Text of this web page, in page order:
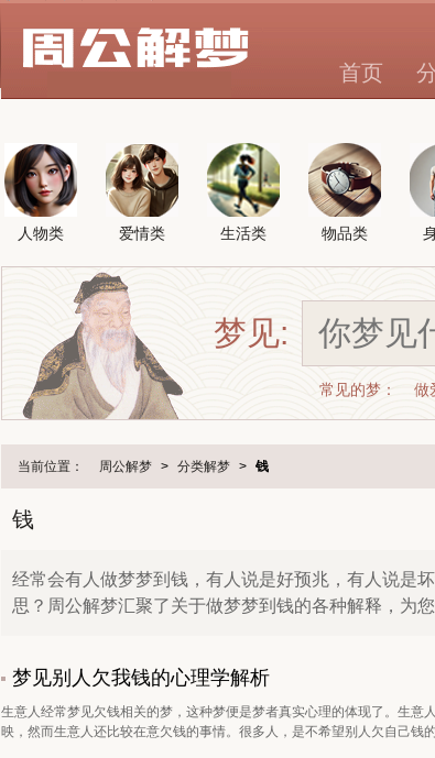
首页
人物类 爱情类 生活类 物品类
梦见:
常见的梦： 做
当前位置： 周公解梦 > 分类解梦 > 钱
钱
经常会有人做梦梦到钱，有人说是好预兆，有人说是
思？周公解梦汇聚了关于做梦梦到钱的各种解释，为您
梦见别人欠我钱的心理学解析
生意人经常梦见欠钱相关的梦，这种梦便是梦者真实心理的体现了。生意
映，然而生意人还比较在意欠钱的事情。很多人，是不希望别人欠自己钱